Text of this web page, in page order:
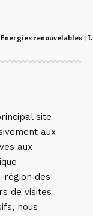
Energies renouvelables
site
aux
aux
région des
de visites
nous